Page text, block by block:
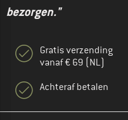
bezorgen."
Gratis verzending
vanaf € 69 (NL)
Achteraf betalen